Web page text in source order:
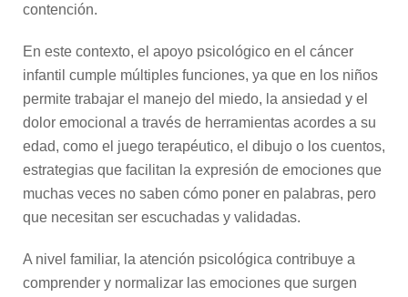
contención.
En este contexto, el apoyo psicológico en el cáncer
infantil cumple múltiples funciones, ya que en los niños
permite trabajar el manejo del miedo, la ansiedad y el
dolor emocional a través de herramientas acordes a su
edad, como el juego terapéutico, el dibujo o los cuentos,
estrategias que facilitan la expresión de emociones que
muchas veces no saben cómo poner en palabras, pero
que necesitan ser escuchadas y validadas.
A nivel familiar, la atención psicológica contribuye a
comprender y normalizar las emociones que surgen